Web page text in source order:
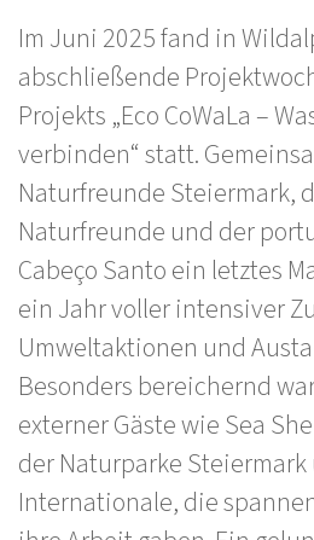
Im Juni 2025 fand in
abschließende
Projekts „Eco CoWaLa –
verbinden“ statt.
Naturfreunde Steiermark,
Naturfreunde und der
Cabeço Santo ein letztes
ein Jahr voller intensiver
Umweltaktionen und
Besonders bereichernd
externer Gäste wie Sea
der Naturparke
Internationale, die